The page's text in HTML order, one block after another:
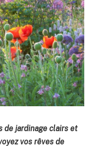
de jardinage clairs et
vos rêves de